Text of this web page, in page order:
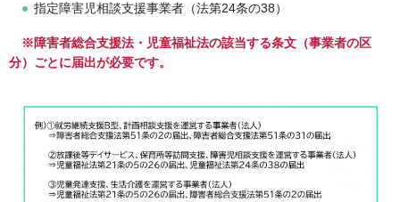
指定障害児相談支援事業者（法第24条の38）
※障害者総合支援法・児童福祉法の該当する条文（事業者の区
分）ごとに届出が必要です。